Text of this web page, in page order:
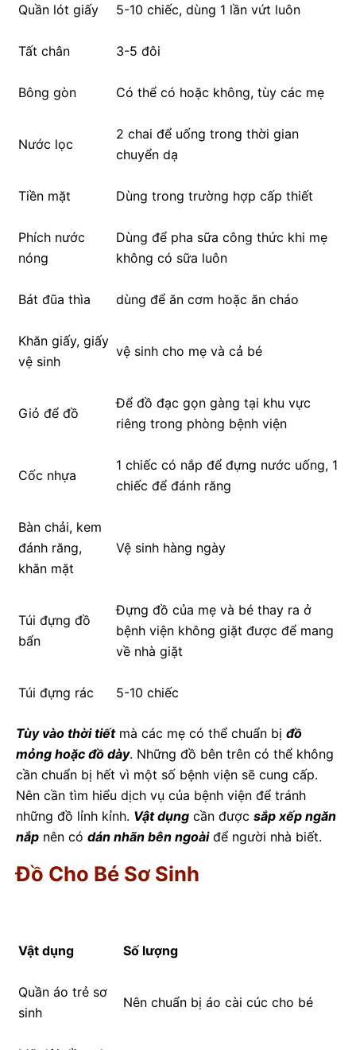
Quần lót giấy 5-10 chiếc, dùng 1 lần vứt luôn
Tất chân 3-5 đôi
Bông gòn Có thể có hoặc không, tùy các mẹ
Nước lọc
2 chai để uống trong thời gian
chuyển dạ
Tiền mặt Dùng trong trường hợp cấp thiết
Phích nước
nóng
Dùng để pha sữa công thức khi mẹ
không có sữa luôn
Bát đũa thìa dùng để ăn cơm hoặc ăn cháo
Khăn giấy, giấy
vệ sinh
vệ sinh cho mẹ và cả bé
Giỏ để đồ
Để đồ đạc gọn gàng tại khu vực
riêng trong phòng bệnh viện
Cốc nhựa
1 chiếc có nắp để đựng nước uống, 1
chiếc để đánh răng
Bàn chải, kem
đánh răng,
khăn mặt
Vệ sinh hàng ngày
Túi đựng đồ
bẩn
Đựng đồ của mẹ và bé thay ra ở
bệnh viện không giặt được để mang
về nhà giặt
Túi đựng rác 5-10 chiếc
Tùy vào thời tiếtmà các mẹ có thể chuẩn bị đồ
mỏng hoặc đồ dày. Những đồ bên trên có thể không
cần chuẩn bị hết vì một số bệnh viện sẽ cung cấp.
Nên cần tìm hiểu dịch vụ của bệnh viện để tránh
những đồ lỉnh kỉnh. Vật dụng cần được sắp xếp ngăn
nắp nên có dán nhãn bên ngoàiđể người nhà biết.
Đồ Cho Bé Sơ Sinh
Vật dụng Số lượng
Quần áo trẻ sơ
sinh
Nên chuẩn bị áo cài cúc cho bé